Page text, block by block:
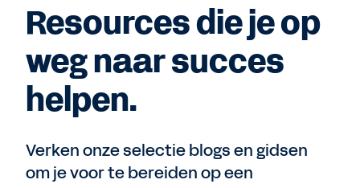
Resources die je op
weg naar succes
helpen.
Verken onze selectie blogs en gidsen
om je voor te bereiden op een